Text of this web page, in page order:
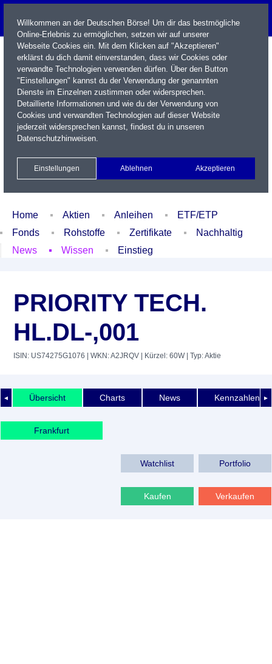
Name / WKN / ISIN / Kürzel
Xetra Realtime
Watchlist Portfolio Login
Home Aktien Anleihen
ETF/ETP
Fonds
Rohstoffe Zertifikate
Nachhaltig
News
Wissen Einstieg
PRIORITY TECH.
HL.DL-,001
ISIN: US74275G1076 | WKN: A2JRQV | Kürzel: 60W| Typ: Aktie
◄ ►
Übersicht Charts News Kennzahlen
Frankfurt
Watchlist Portfolio
Kaufen Verkaufen
Willkommen an der Deutschen Börse! Um dir das bestmögliche
Online-Erlebnis zu ermöglichen, setzen wir auf unserer
Webseite Cookies ein. Mit dem Klicken auf "Akzeptieren"
erklärst du dich damit einverstanden, dass wir Cookies oder
verwandte Technologien verwenden dürfen. Über den Button
"Einstellungen" kannst du der Verwendung der genannten
Dienste im Einzelnen zustimmen oder widersprechen.
Detaillierte Informationen und wie du der Verwendung von
Cookies und verwandten Technologien auf dieser Website
jederzeit widersprechen kannst, findest du in unseren
Datenschutzhinweisen.
Einstellungen Ablehnen Akzeptieren